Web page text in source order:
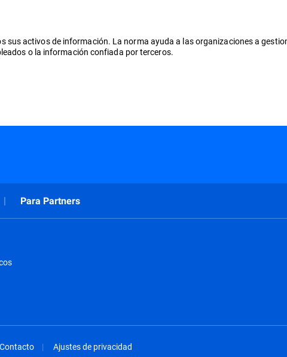
activos de información. La norma ayuda a las organizaciones a
o la información confiada por terceros.
Para Partners
Contacto Ajustes de privacidad